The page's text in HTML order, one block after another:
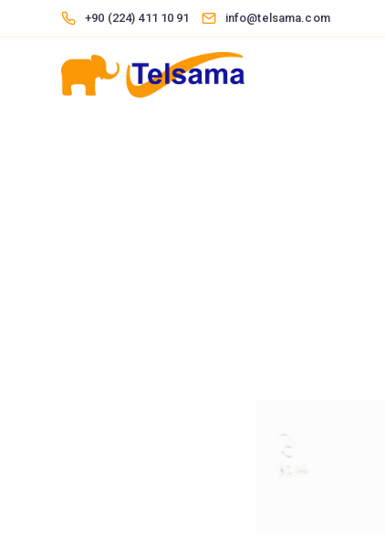
+90 (224) 411 10 91 info@telsama.com